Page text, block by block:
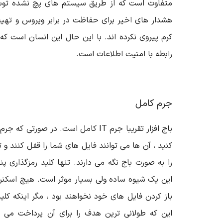
متفاوت است که از طریق سیستم های پچ نشده
هشدار های اخیر برای حفاظت در برابر ویروس و
کرم پیروی نکرده اند. با این حال این انسان است
رابطه با امنیت اطلاعات است.
جرم کامل
باج افزار تقریبا جرم IT کامل است. در صورتی که جرم
کنید ، آن ها می توانند فایل های شما را قفل کنند
را به صورت باج نگه می دارند. تنها کلید رمزگذاری
این یک شیوه ساده ولی بسیار موثر است. هیچ
باز کردن فایل های خود نخواهند بود ، مگر اینکه
این که طولانی ترین هدف را برای آن پرداخت